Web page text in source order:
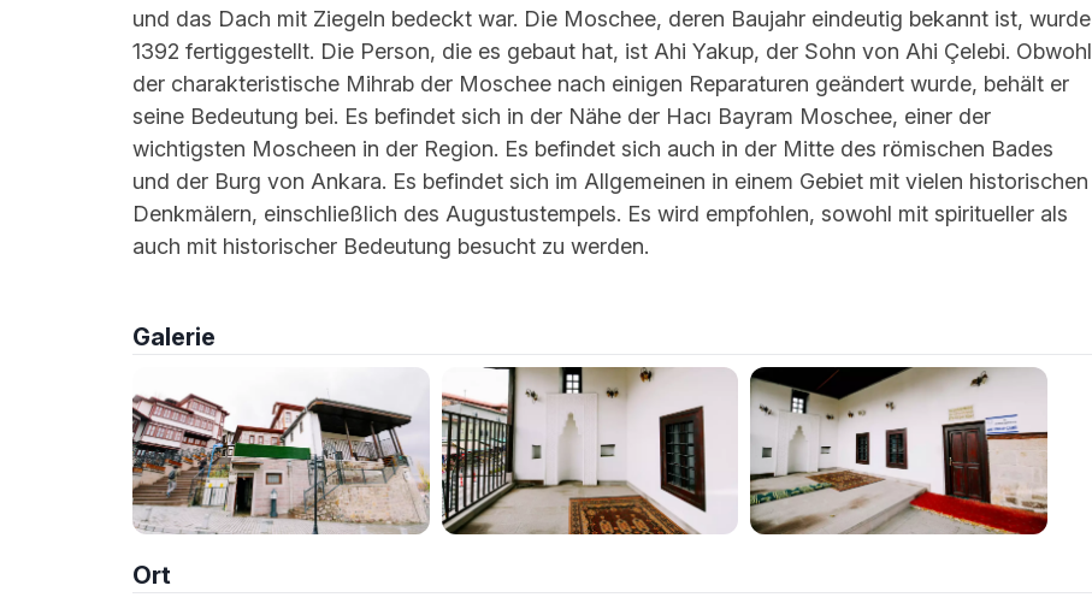
und das Dach mit Ziegeln bedeckt war. Die Moschee, deren Baujahr eindeutig bekannt ist, wurde
1392 fertiggestellt. Die Person, die es gebaut hat, ist Ahi Yakup, der Sohn von Ahi Çelebi. Obwohl
der charakteristische Mihrab der Moschee nach einigen Reparaturen geändert wurde, behält er
seine Bedeutung bei. Es befindet sich in der Nähe der Hacı Bayram Moschee, einer der
wichtigsten Moscheen in der Region. Es befindet sich auch in der Mitte des römischen Bades
und der Burg von Ankara. Es befindet sich im Allgemeinen in einem Gebiet mit vielen historischen
Denkmälern, einschließlich des Augustustempels. Es wird empfohlen, sowohl mit spiritueller als
auch mit historischer Bedeutung besucht zu werden.
Galerie
Ort